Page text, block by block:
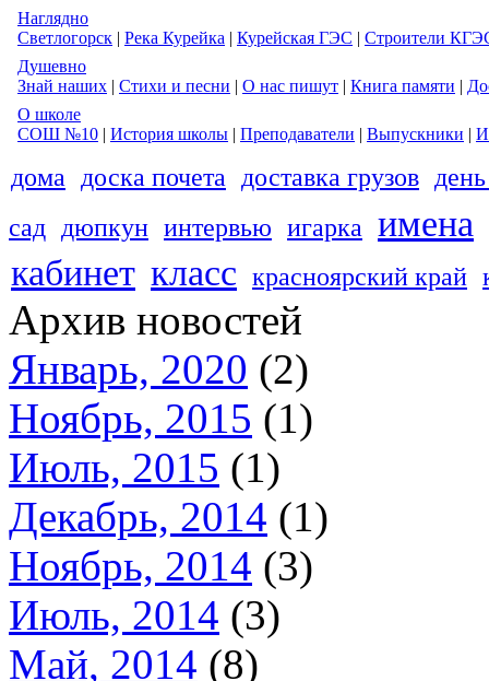
Наглядно
Светлогорск | Река Курейка | Курейская ГЭС | Строители
Душевно
Знай наших | Стихи и песни | О нас пишут | Книга памяти |
О школе
СОШ №10 | История школы | Преподаватели | Выпускники |
дома доска почета доставка грузов
сад дюпкун интервью игарка имена
кабинет класс красноярский край
Архив новостей
Январь, 2020 (2)
Ноябрь, 2015 (1)
Июль, 2015 (1)
Декабрь, 2014 (1)
Ноябрь, 2014 (3)
Июль, 2014 (3)
Май, 2014 (8)